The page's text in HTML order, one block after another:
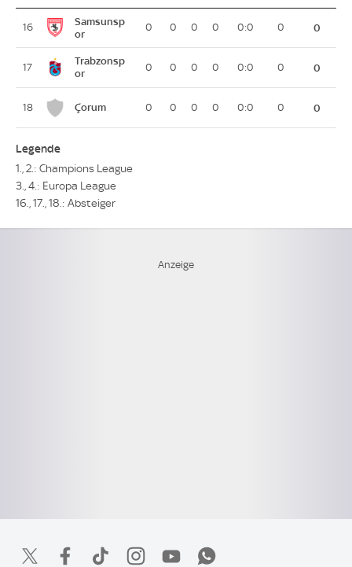
16
Samsunsp
or
0 0 0 0 0:0 0 0
17
Trabzonsp
or
0 0 0 0 0:0 0 0
18 Çorum 0 0 0 0 0:0 0 0
Legende
1., 2.: Champions League
3., 4.: Europa League
16., 17., 18.: Absteiger